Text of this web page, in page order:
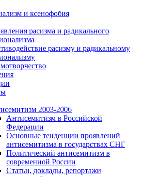
и ксенофобия
расизма и радикального
расизму и радикальному
2003-2006
Антисемитизм в Российской
Федерации
Основные тенденции проявлений
антисемитизма в государствах СНГ
Политический антисемитизм в
современной России
Статьи, доклады, репортажи